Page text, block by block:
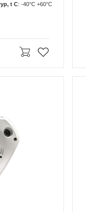
t C: -40°C +60°C